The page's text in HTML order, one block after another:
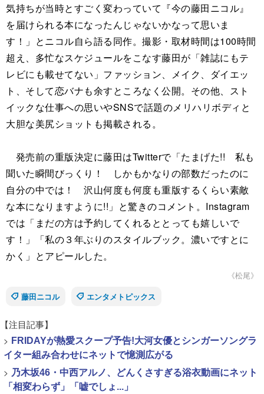
気持ちが当時とすごく変わっていて『今の藤田ニコル』
を届けられる本になったんじゃないかなって思いま
す！」とニコル自ら語る同作。撮影・取材時間は100時間
超え、多忙なスケジュールをこなす藤田が「雑誌にもテ
レビにも載せてない」ファッション、メイク、ダイエッ
ト、そして恋バナも余すところなく公開。その他、スト
イックな仕事への思いやSNSで話題のメリハリボディと
大胆な美尻ショットも掲載される。
発売前の重版決定に藤田はTwitterで「たまげた!! 私も
聞いた瞬間びっくり！ しかもかなりの部数だったのに
自分の中では！ 沢山何度も何度も重版するくらい素敵
な本になりますように!!」と驚きのコメント。Instagram
では「まだの方は予約してくれるととっても嬉しいで
す！」「私の３年ぶりのスタイルブック。濃いですとに
かく」とアピールした。
《松尾》
藤田ニコル
エンタメトピックス
【注目記事】
> FRIDAYが熱愛スクープ予告!大河女優とシンガーソングラ
イター組み合わせにネットで憶測広がる
> 乃木坂46・中西アルノ、どんくさすぎる浴衣動画にネット
「相変わらず」「嘘でしょ...」